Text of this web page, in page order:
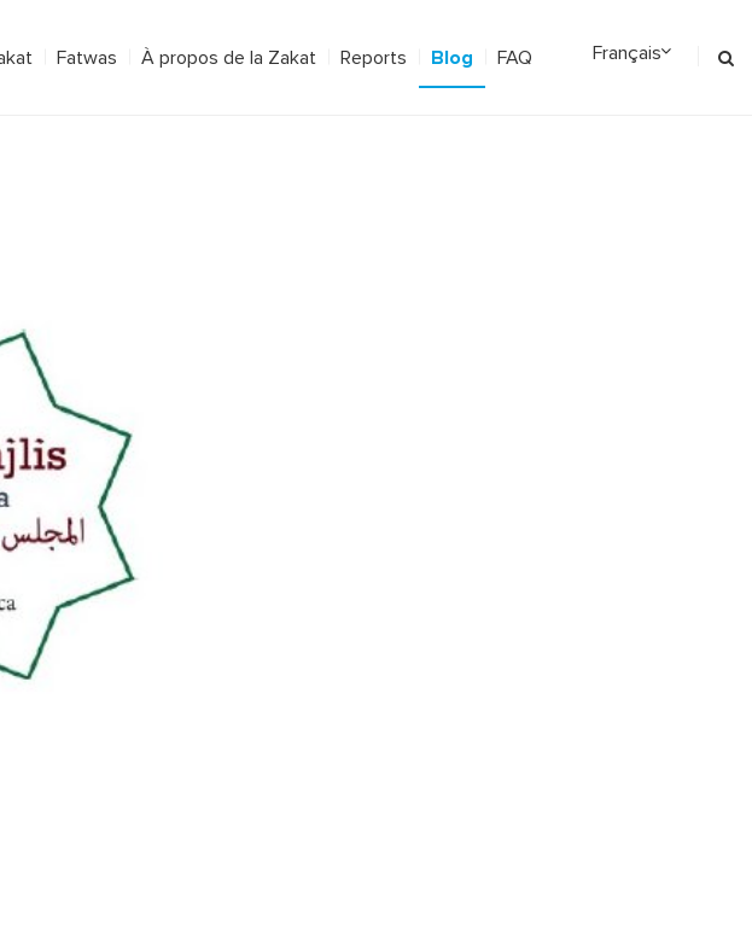
Fatwas À propos de la Zakat Reports Blog FAQ